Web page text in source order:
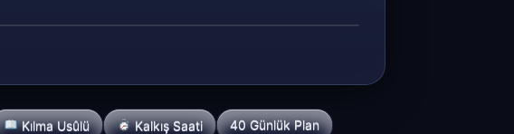
Kılma Usûlü Kalkış Saati 40 Günlük Plan